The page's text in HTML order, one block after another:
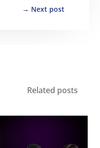
Next post
→
Related posts